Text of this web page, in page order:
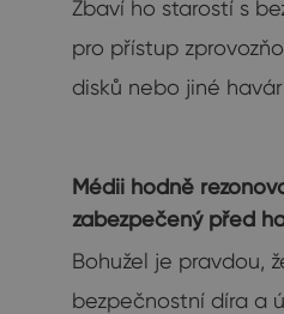
Zbaví ho starostí s
pro přístup
disků nebo jiné
Médii hodně
zabezpečený před
Bohužel je pravdou,
bezpečnostní díra a